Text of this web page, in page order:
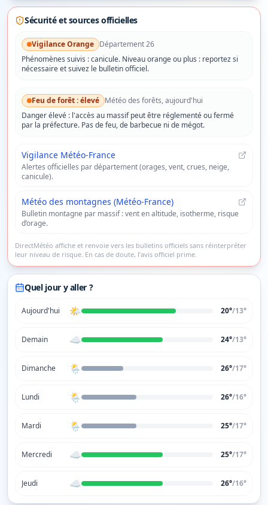
Sécurité et sources officielles
VigilanceOrange Département26
Phénomènes suivis :canicule. Niveau orange ou plus : reportez si
nécessaire et suivez le bulletin officiel.
Feu de forêt :élevé Météo des forêts, aujourd'hui
Dangerélevé : l'accès au massif peut être réglementé ou fermé
par la préfecture. Pas de feu, de barbecue ni de mégot.
Vigilance Météo-France
Alertes officielles par département (orages, vent, crues, neige,
canicule).
Météo des montagnes (Météo-France)
Bulletin montagne par massif : vent en altitude, isotherme, risque
d’orage.
DirectMétéo affiche et renvoie vers les bulletins officiels sans réinterpréter
leur niveau de risque. En cas de doute, l’avis officiel prime.
Quel jour y aller ?
Aujourd'hui 🌤️ 20°/13°
Demain ☁️ 24°/13°
Dimanche 🌦️ 26°/17°
Lundi 🌦️ 26°/16°
Mardi 🌦️ 25°/17°
Mercredi ☁️ 25°/17°
Jeudi ☁️ 26°/16°